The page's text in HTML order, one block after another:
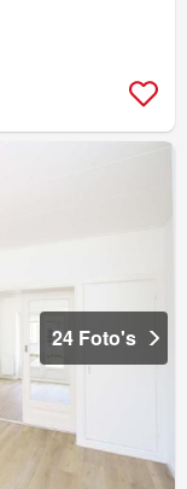
24 Foto's